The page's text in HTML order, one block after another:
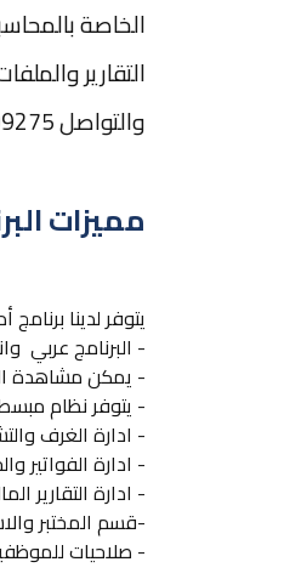
الخاصة
التقارير
والتواصل 0506499275
مميزات
يتوفر لدينا
- البرنامج عربي
- يمكن مشاهدة
- يتوفر نظام
- ادارة الغرف
- ادارة الفواتير
- ادارة التقارير
-قسم المختبر
- صلاحيات